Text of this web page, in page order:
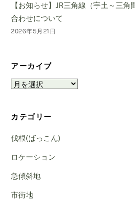
【お知らせ】JR三角線（宇土～三
合わせについて
2026年5月21日
アーカイブ
ア
イ
ブ
カテゴリー
伐根(ばっこん)
ロケーション
急傾斜地
市街地